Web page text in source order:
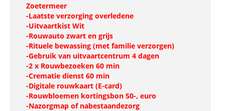
Zoetermeer
-Laatste verzorging overledene
-Uitvaartkist Wit
-Rouwauto zwart en grijs
-Rituele bewassing (met familie verzorgen)
-Gebruik van uitvaartcentrum 4 dagen
-2 x Rouwbezoeken 60 min
-Crematie dienst 60 min
-Digitale rouwkaart (E-card)
-Rouwbloemen kortingsbon 50-, euro
-Nazorgmap of nabestaandezorg